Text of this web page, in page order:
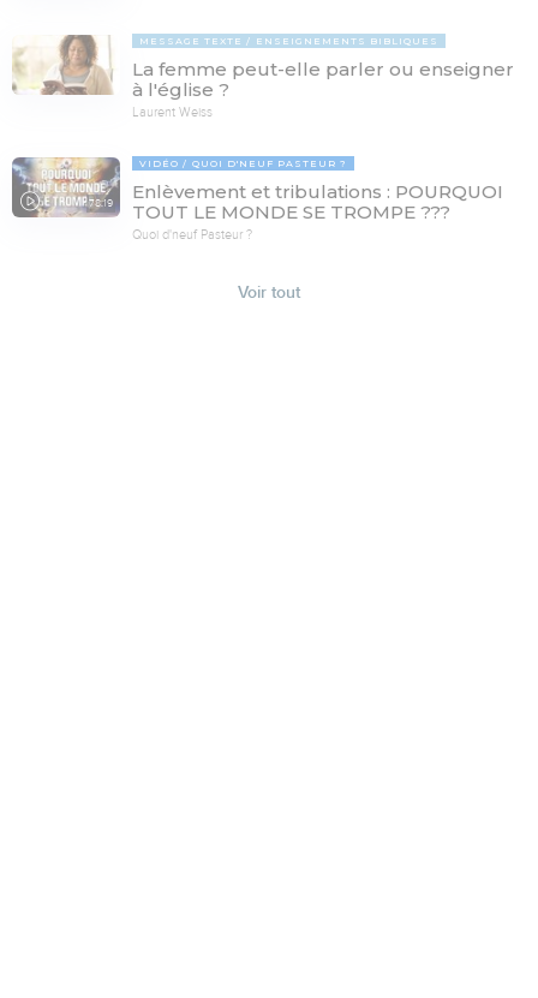
MESSAGE TEXTE ENSEIGNEMENTS BIBLIQUES
La femme peut-elle parler ou enseigner
à l'église ?
Laurent Weiss
78:19
VIDÉO QUOI D'NEUF PASTEUR ?
Enlèvement et tribulations : POURQUOI
TOUT LE MONDE SE TROMPE ???
Quoi d'neuf Pasteur ?
Voir tout